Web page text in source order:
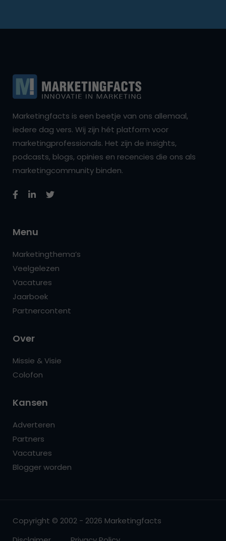
Marketingfacts is een beetje van ons allemaal,
iedere dag vers. Wij zijn hét platform voor
marketingprofessionals. Het zijn de insights,
podcasts, blogs, opinies en recencies die ons als
marketingcommunity binden.
Menu
Marketingthema’s
Veelgelezen
Vacatures
Jaarboek
Partnercontent
Over
Missie & Visie
Colofon
Kansen
Adverteren
Partners
Vacatures
Blogger worden
Copyright © 2002 - 2026 Marketingfacts